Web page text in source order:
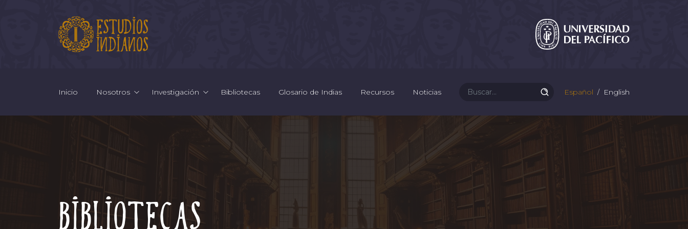
Inicio Nosotros Investigación Bibliotecas Glosario de Indias Recursos Noticias Español English
Bibliotecas